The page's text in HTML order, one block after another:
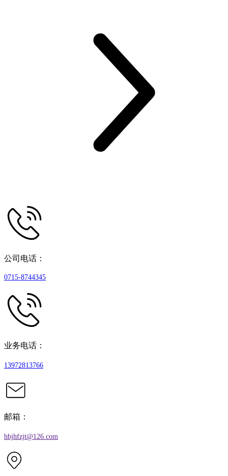
公司电话：
0715-8744345
业务电话：
13972813766
邮箱：
hbjhfzjt@126.com